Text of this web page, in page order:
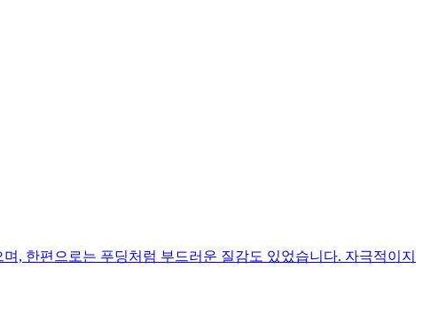
, 한편으로는 푸딩처럼 부드러운 질감도 있었습니다. 자극적이지